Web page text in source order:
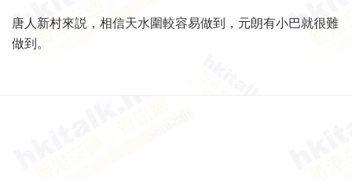
唐人新村來説，相信天水圍較容易做到，元朗有小巴就很難
做到。